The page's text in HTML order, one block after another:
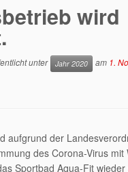
wird
unter Jahr 2020 am 1.
aufgrund der
des Corona-Virus mit
Sportbad Aqua-Fit